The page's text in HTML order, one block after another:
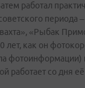
работал
периода
«Рыбак
лет, как он
фотоинформации)
работает со дня